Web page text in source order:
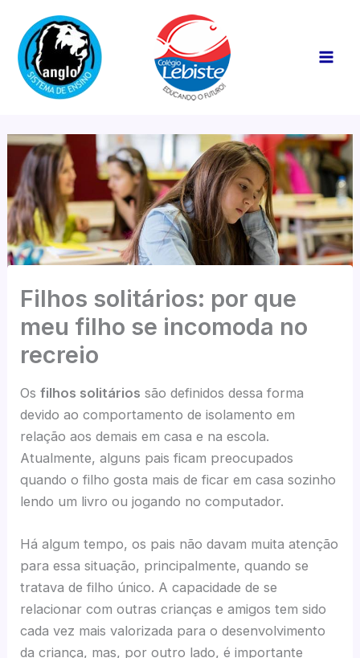
para
conteúdo
Filhos solitários: por que
meu filho se incomoda no
recreio
Osfilhos solitários são definidos dessa forma
devido ao comportamento de isolamento em
relação aos demais em casa e na escola.
Atualmente, alguns pais ficam preocupados
quando o filho gosta mais de ficar em casa sozinho
lendo um livro ou jogando no computador.
Há algum tempo, os pais não davam muita atenção
para essa situação, principalmente, quando se
tratava de filho único. A capacidade de se
relacionar com outras crianças e amigos tem sido
cada vez mais valorizada para o desenvolvimento
da criança, mas, por outro lado, é importante